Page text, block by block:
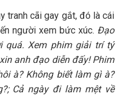
tranh cãi gay gắt, đó là cái
người xem bức xúc. Đạo
quá. Xem phim giải trí tý
anh đạo diễn đấy! Phim
à? Không biết làm gì à?
Cả ngày đi làm mệt về